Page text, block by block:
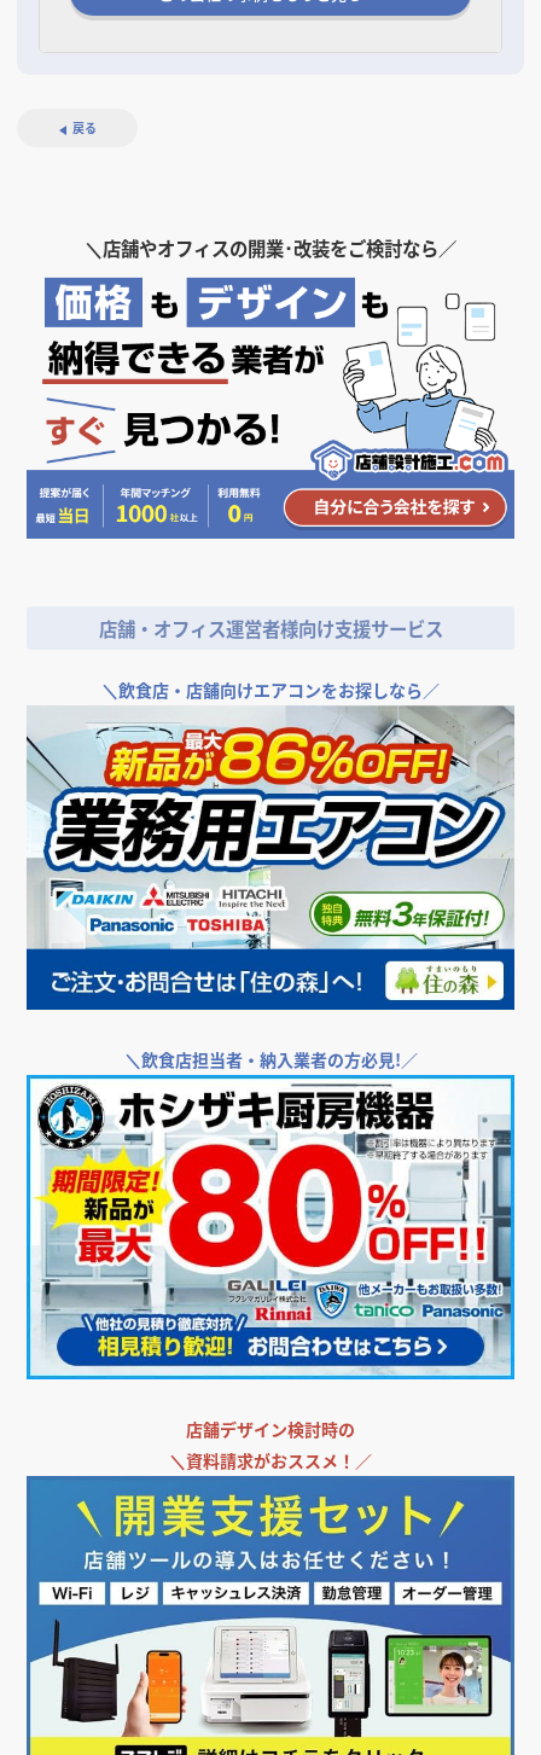
戻る
＼店舗やオフィスの開業･改装をご検討なら／
店舗・オフィス運営者様向け支援サービス
＼飲食店・店舗向けエアコンをお探しなら／
＼飲食店担当者・納入業者の方必見!／
店舗デザイン検討時の
＼資料請求がおススメ！／